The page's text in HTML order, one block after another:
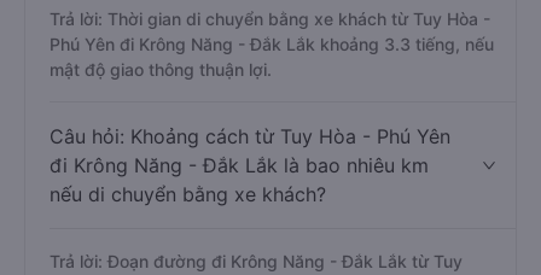
Trả lời: Thời gian di chuyển bằng xe khách từ Tuy Hòa -
Phú Yên đi Krông Năng - Đắk Lắk khoảng 3.3 tiếng, nếu
mật độ giao thông thuận lợi.
Câu hỏi: Khoảng cách từ Tuy Hòa - Phú Yên
đi Krông Năng - Đắk Lắk là bao nhiêu km
nếu di chuyển bằng xe khách?
Trả lời: Đoạn đường đi Krông Năng - Đắk Lắk từ Tuy